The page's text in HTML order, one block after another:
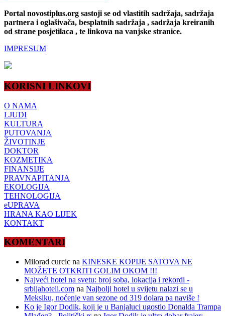
Portal novostiplus.org sastoji se od vlastitih sadržaja, sadržaja
partnera i oglašivača, besplatnih sadržaja , sadržaja kreiranih
od strane posjetilaca , te linkova na vanjske stranice.
IMPRESUM
KORISNI LINKOVI
O NAMA
LJUDI
KULTURA
PUTOVANJA
ŽIVOTINJE
DOKTOR
KOZMETIKA
FINANSIJE
PRAVNAPITANJA
EKOLOGIJA
TEHNOLOGIJA
eUPRAVA
HRANA KAO LIJEK
KONTAKT
KOMENTARI
Milorad curcic na KINESKE KOPIJE SATOVA NE
MOŽETE OTKRITI GOLIM OKOM !!!
Najveći hotel na svetu: broj soba, lokacija i rekordi -
srbijahoteli.com na Najbolji hotel u svijetu nalazi se u
Meksiku, noćenje van sezone od 319 dolara pa naviše !
Ko je Igor Dodik, koji je u Banjaluci ugostio Donalda Trampa